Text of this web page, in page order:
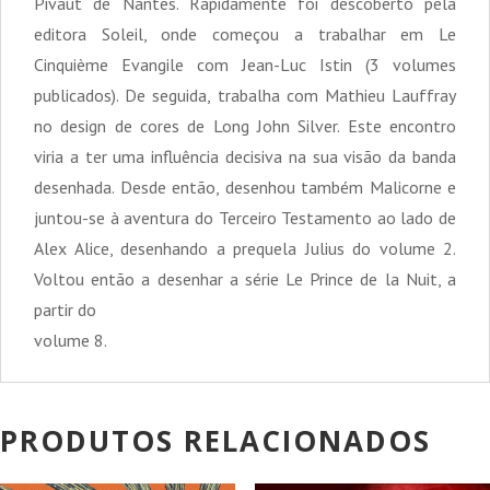
editora Soleil, onde começou a trabalhar em Le
Cinquième Evangile com Jean-Luc Istin (3 volumes
publicados). De seguida, trabalha com Mathieu Lauffray
no design de cores de Long John Silver. Este encontro
viria a ter uma influência decisiva na sua visão da banda
desenhada. Desde então, desenhou também Malicorne e
juntou-se à aventura do Terceiro Testamento ao lado de
Alex Alice, desenhando a prequela Julius do volume 2.
Voltou então a desenhar a série Le Prince de la Nuit, a
partir do
volume 8.
PRODUTOS RELACIONADOS